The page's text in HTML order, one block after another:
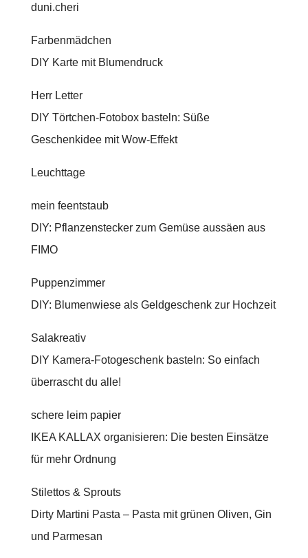
duni.cheri
Farbenmädchen
DIY Karte mit Blumendruck
Herr Letter
DIY Törtchen-Fotobox basteln: Süße
Geschenkidee mit Wow-Effekt
Leuchttage
mein feentstaub
DIY: Pflanzenstecker zum Gemüse aussäen aus
FIMO
Puppenzimmer
DIY: Blumenwiese als Geldgeschenk zur Hochzeit
Salakreativ
DIY Kamera-Fotogeschenk basteln: So einfach
überrascht du alle!
schere leim papier
IKEA KALLAX organisieren: Die besten Einsätze
für mehr Ordnung
Stilettos & Sprouts
Dirty Martini Pasta – Pasta mit grünen Oliven, Gin
und Parmesan